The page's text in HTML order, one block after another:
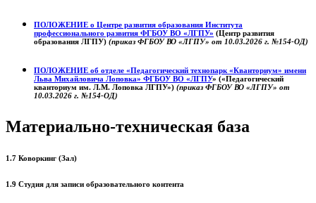
ПОЛОЖЕНИЕ о Центре развития образования Института
профессионального развития ФГБОУ ВО «ЛГПУ» (Центр развития
образования ЛГПУ) (приказ ФГБОУ ВО «ЛГПУ» от 10.03.2026 г. №154-ОД)
ПОЛОЖЕНИЕ об отделе «Педагогический технопарк «Кванториум» имени
Льва Михайловича Лоповка» ФГБОУ ВО «ЛГПУ» («Педагогический
кванториум им. Л.М. Лоповка ЛГПУ») (приказ ФГБОУ ВО «ЛГПУ» от
10.03.2026 г. №154-ОД)
Материально-техническая база
1.7 Коворкинг (Зал)
1.9 Студия для записи образовательного контента